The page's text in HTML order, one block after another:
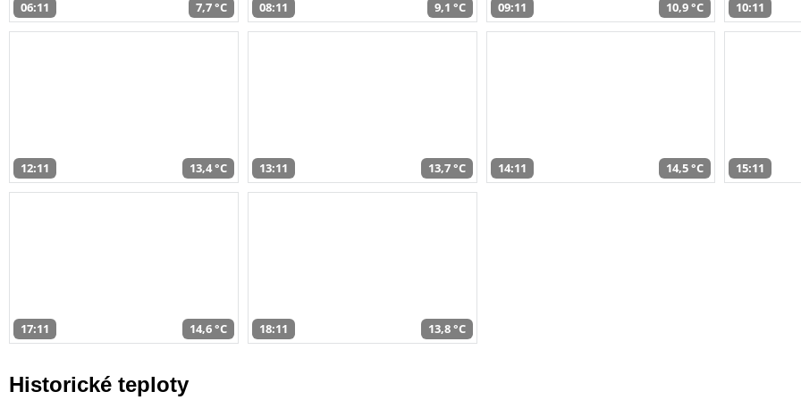
06:11 7,7 °C 08:11 9,1 °C 09:11 10,9 °C 10:11
12:11 13,4 °C 13:11 13,7 °C 14:11 14,5 °C 15:11
17:11 14,6 °C 18:11 13,8 °C
Historické teploty